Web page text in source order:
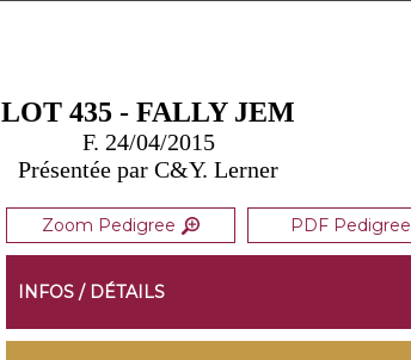
LOT 435 - FALLY JEM
F. 24/04/2015
Présentée par C&Y. Lerner
Zoom Pedigree PDF Pedigree
INFOS / DÉTAILS